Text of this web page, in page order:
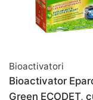
Bioactivatori
Bioactivator
Green ECODET,